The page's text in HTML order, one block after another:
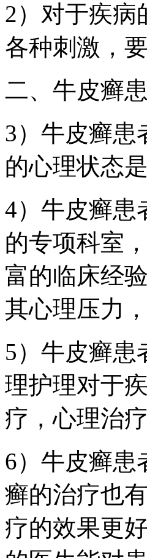
2）对于疾病
各种刺激，
二、牛皮癣
3）牛皮癣患
的心理状态
4）牛皮癣患
的专项科室
富的临床经
其心理压力
5）牛皮癣患
理护理对于
疗，心理治
6）牛皮癣患
癣的治疗也
疗的效果更